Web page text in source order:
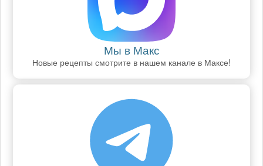
Мы в Макс
Новые рецепты смотрите в нашем канале в Максе!